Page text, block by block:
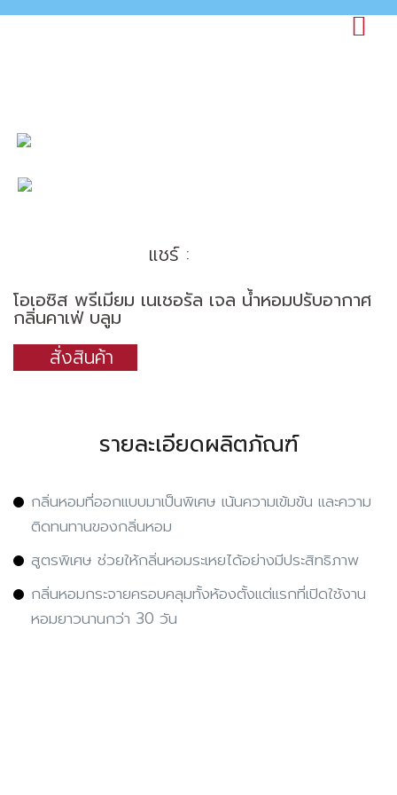
แชร์ :
โอเอซิส พรีเมียม เนเชอรัล เจล น้ำหอมปรับอากาศ
กลิ่นคาเฟ่ บลูม
สั่งสินค้า
รายละเอียดผลิตภัณฑ์
กลิ่นหอมที่ออกแบบมาเป็นพิเศษ เน้นความเข้มข้น และความ
ติดทนทานของกลิ่นหอม
สูตรพิเศษ ช่วยให้กลิ่นหอมระเหยได้อย่างมีประสิทธิภาพ
กลิ่นหอมกระจายครอบคลุมทั้งห้องตั้งแต่แรกที่เปิดใช้งาน
หอมยาวนานกว่า 30 วัน